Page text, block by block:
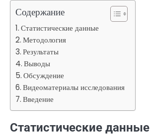
Содержание
Статистические данные
Методология
Результаты
Выводы
Обсуждение
Видеоматериалы исследования
Введение
Статистические данные